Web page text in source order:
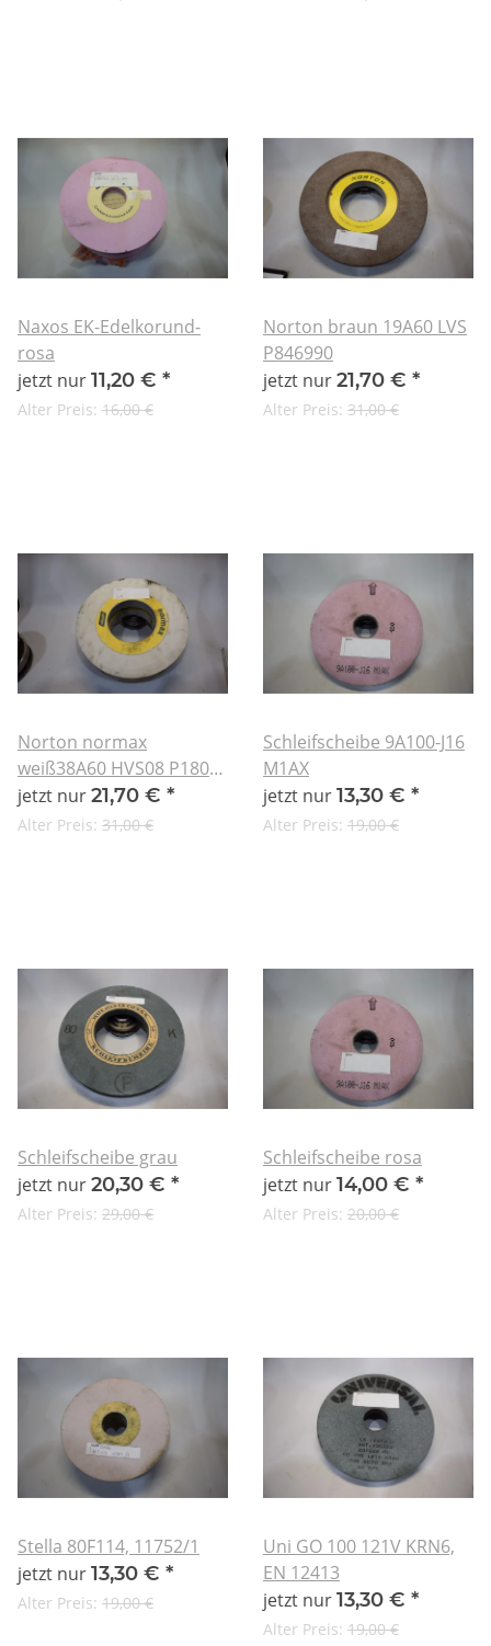
Naxos EK-Edelkorund-
rosa
jetzt nur11,20 € *
Alter Preis: 16,00 €
Norton braun 19A60 LVS
P846990
jetzt nur21,70 € *
Alter Preis: 31,00 €
Norton normax
weiß38A60 HVS08 P180-
F15 753305
jetzt nur21,70 € *
Alter Preis: 31,00 €
Schleifscheibe 9A100-J16
M1AX
jetzt nur13,30 € *
Alter Preis: 19,00 €
Schleifscheibe grau
jetzt nur20,30 € *
Alter Preis: 29,00 €
Schleifscheibe rosa
jetzt nur14,00 € *
Alter Preis: 20,00 €
Stella 80F114, 11752/1
jetzt nur13,30 € *
Alter Preis: 19,00 €
Uni GO 100 121V KRN6,
EN 12413
jetzt nur13,30 € *
Alter Preis: 19,00 €